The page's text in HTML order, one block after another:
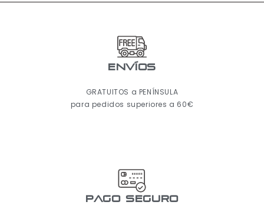
ENVÍOS
GRATUITOS a PENÍNSULA
para pedidos superiores a 60€
pago seguro